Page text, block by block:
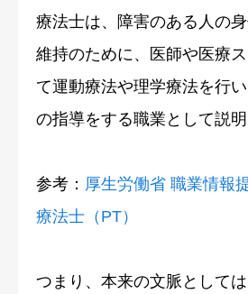
療法士は、障害のある人の
維持のために、医師や医療
て運動療法や理学療法を行
の指導をする職業として説明
参考： 厚生労働省 職業情報
療法士（PT）
つまり、本来の文脈として